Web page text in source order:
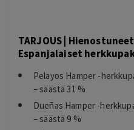
TARJOUS |
Espanjalaiset
Pelayos Hamper -
– säästä 31 %
Dueñas Hamper -
– säästä 9 %